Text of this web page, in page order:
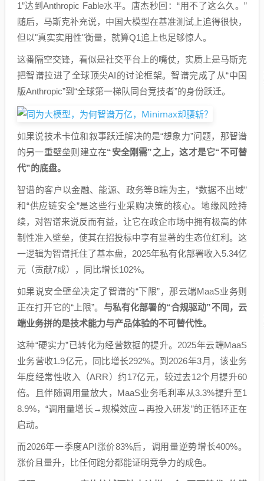
1”达到Anthropic Fable水平。唐杰秒回：“用不了这么久。”
随后，马斯克补充说，中国大模型在基准测试上追得很快，
但以"真实实用性"衡量，就算Q1追上也足够惊人。
这番隔空交锋，看似是社交平台上的嘴仗，实质上是马斯克
把智谱拉进了全球顶尖AI的讨论框架。智谱完成了从“中国
版Anthropic”到“全球第一梯队同台竞技者”的身份跃迁。
如果说技术卡位和叙事跃迁解决的是“想象力”问题，那智谱
的另一重壁垒则建立在“安全刚需”之上，这才是它“不可替
代”的底盘。
智谱的客户以金融、能源、政务等B端为主，“数据不出域”
和“供应链安全”是这些行业采购决策的核心。地缘风险持
续，对智谱来说反而有益，让它在政企市场中拥有极高的体
制性准入壁垒，使其在招投标中享有显著的生态位红利。这
一逻辑为智谱托住了基本盘，2025年私有化部署收入5.34亿
元（贡献7成），同比增长102%。
如果说安全壁垒决定了智谱的“下限”，那云端MaaS业务则
正在打开它的“上限”。 与私有化部署的“合规驱动”不同，云
端业务拼的是技术能力与产品体验的不可替代性。
这种“硬实力”已转化为经营数据的提升。2025年云端MaaS
业务营收1.9亿元，同比增长292%。到2026年3月，该业务
年度经常性收入（ARR）约17亿元，较过去12个月提升60
倍。且伴随调用量放大，MaaS业务毛利率从3.3%提升至1
8.9%，“调用量增长→规模效应→再投入研发”的正循环正在
启动。
而2026年一季度API涨价83%后，调用量逆势增长400%。
涨价且量升，比任何跑分都能证明竞争力的成色。